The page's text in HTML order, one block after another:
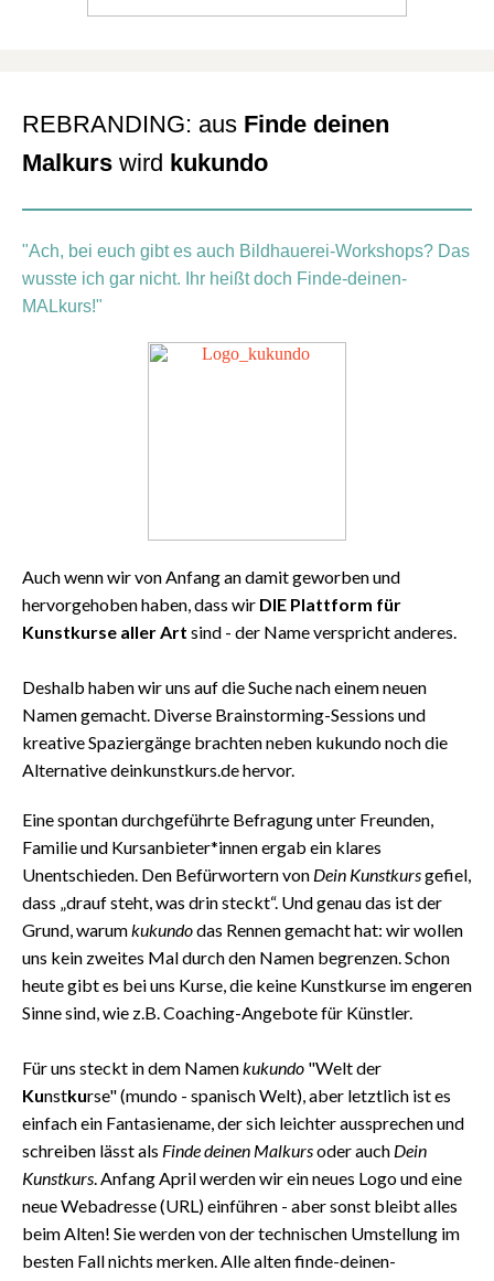
REBRANDING: aus Finde deinen
Malkurs wird kukundo
"Ach, bei euch gibt es auch Bildhauerei-Workshops? Das
wusste ich gar nicht. Ihr heißt doch Finde-deinen-
MALkurs!"
Auch wenn wir von Anfang an damit geworben und
hervorgehoben haben, dass wir DIE Plattform für
Kunstkurse aller Art sind - der Name verspricht anderes.
Deshalb haben wir uns auf die Suche nach einem neuen
Namen gemacht. Diverse Brainstorming-Sessions und
kreative Spaziergänge brachten neben kukundo noch die
Alternative deinkunstkurs.de hervor.
Eine spontan durchgeführte Befragung unter Freunden,
Familie und Kursanbieter*innen ergab ein klares
Unentschieden. Den Befürwortern von Dein Kunstkursgefiel,
dass „drauf steht, was drin steckt“. Und genau das ist der
Grund, warumkukundodas Rennen gemacht hat: wir wollen
uns kein zweites Mal durch den Namen begrenzen. Schon
heute gibt es bei uns Kurse, die keine Kunstkurse im engeren
Sinne sind, wie z.B. Coaching-Angebote für Künstler.
Für uns steckt in dem Namenkukundo "Welt der
Kunstkurse" (mundo - spanisch Welt), aber letztlich ist es
einfach ein Fantasiename, der sich leichter aussprechen und
schreiben lässt als Finde deinen Malkursoder auch Dein
Kunstkurs. Anfang April werden wir ein neues Logo und eine
neue Webadresse (URL) einführen - aber sonst bleibt alles
beim Alten! Sie werden von der technischen Umstellung im
besten Fall nichts merken. Alle alten finde-deinen-